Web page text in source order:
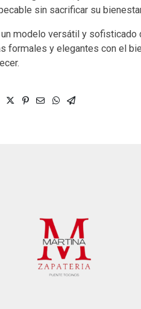
sin sacrificar su
modelo versátil y sofisticado
formales y elegantes con el